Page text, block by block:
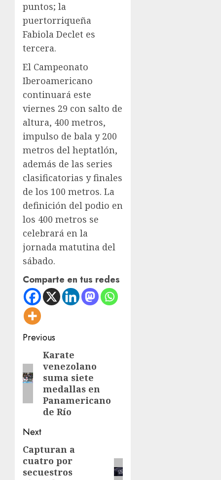
puntos; la
puertorriqueña
Fabiola Declet es
tercera.
El Campeonato
Iberoamericano
continuará este
viernes 29 con salto de
altura, 400 metros,
impulso de bala y 200
metros del heptatlón,
además de las series
clasificatorias y finales
de los 100 metros. La
definición del podio en
los 400 metros se
celebrará en la
jornada matutina del
sábado.
Comparte en tus redes
Post
navigation
Previous
Previous
post:
Karate
venezolano
suma siete
medallas en
Panamericano
de Río
Next
Next
post:
Capturan a
cuatro por
secuestros